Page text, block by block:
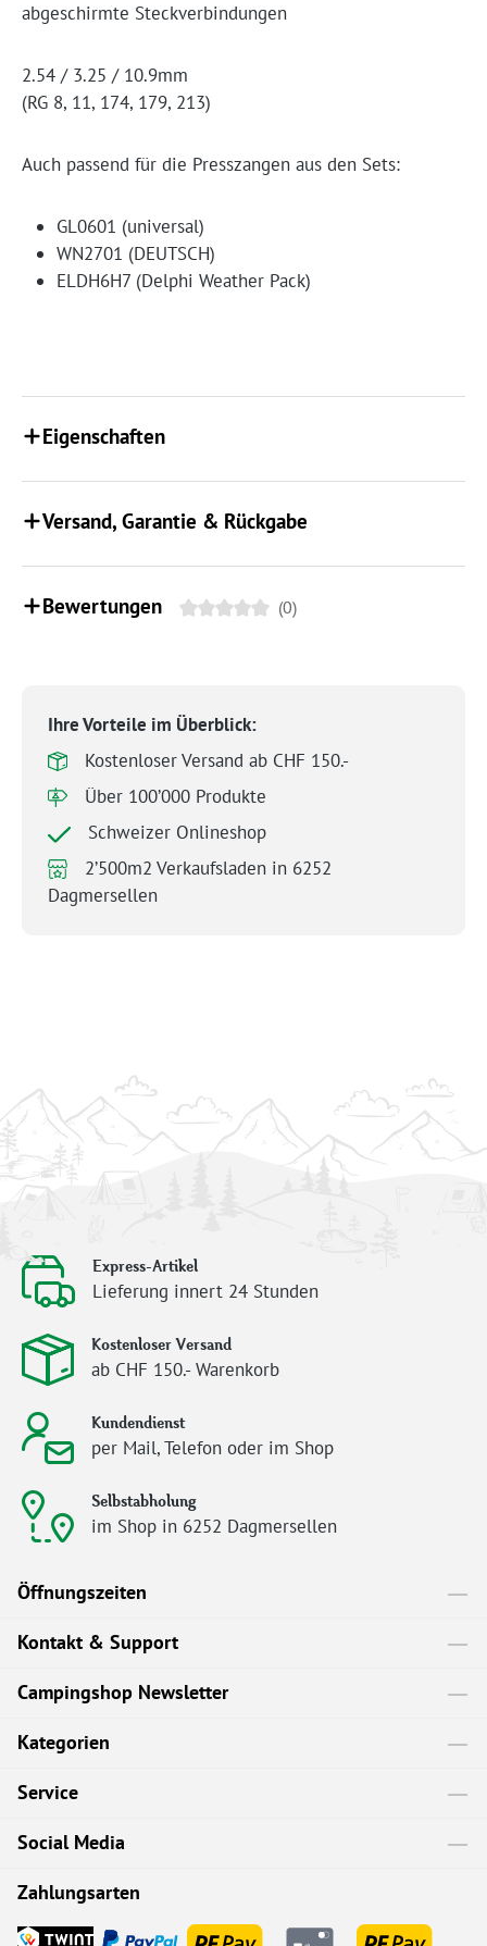
abgeschirmte Steckverbindungen
2.54 / 3.25 / 10.9mm
(RG 8, 11, 174, 179, 213)
Auch passend für die Presszangen aus den Sets:
GL0601 (universal)
WN2701 (DEUTSCH)
ELDH6H7 (Delphi Weather Pack)
Eigenschaften
Versand, Garantie & Rückgabe
Bewertungen (0)
Ihre Vorteile im Überblick:
Kostenloser Versand ab CHF 150.-
Über 100’000 Produkte
Schweizer Onlineshop
2’500m2 Verkaufsladen in 6252
Dagmersellen
Express-Artikel
Lieferung innert 24 Stunden
Kostenloser Versand
ab CHF 150.- Warenkorb
Kundendienst
per Mail, Telefon oder im Shop
Selbstabholung
im Shop in 6252 Dagmersellen
Öffnungszeiten
Kontakt & Support
Campingshop Newsletter
Kategorien
Service
Social Media
Zahlungsarten